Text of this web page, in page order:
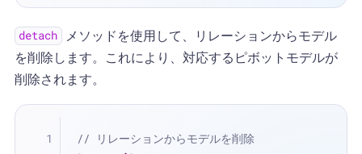
detach
メソッドを使用して、リレーションからモデル
を削除します。これにより、対応するピボットモデルが
削除されます。
// リレーションからモデルを削除